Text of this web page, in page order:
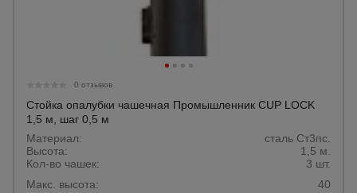
0 отзывов
Стойка опалубки чашечная Промышленник CUP LOCK
1,5 м, шаг 0,5 м
Материал:
сталь Ст3пс.
Высота:
1,5 м.
Кол-во чашек:
3 шт.
Макс. высота:
40